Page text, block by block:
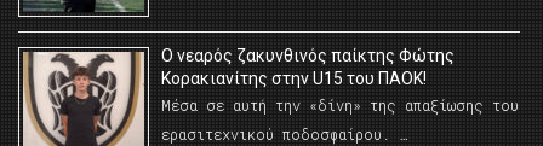
O νεαρός ζακυνθινός παίκτης Φώτης
Κορακιανίτης στην U15 του ΠΑΟΚ!
Μέσα σε αυτή την «δίνη» της απαξίωσης του
ερασιτεχνικού ποδοσφαίρου. …